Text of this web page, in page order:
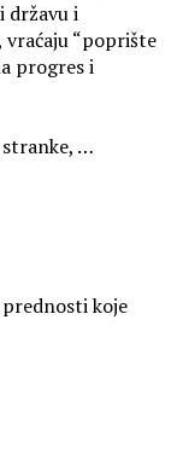
državu i
vraćaju “poprište
progres i
…
prednosti koje